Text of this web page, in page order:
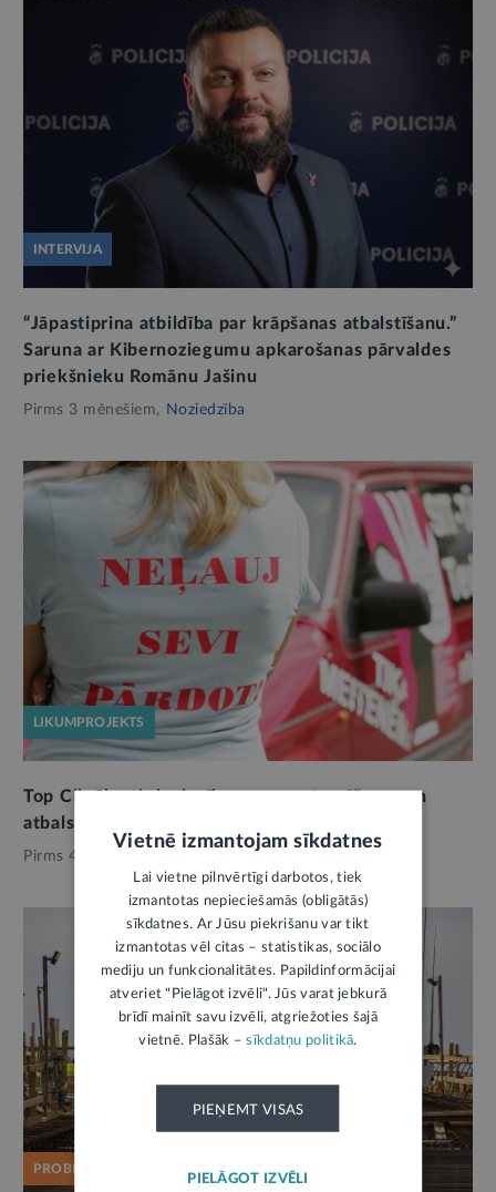
INTERVIJA
“Jāpastiprina atbildība par krāpšanas atbalstīšanu.”
Saruna ar Kibernoziegumu apkarošanas pārvaldes
priekšnieku Romānu Jašinu
Pirms 3 mēnešiem, Noziedzība
LIKUMPROJEKTS
Top Cilvēku tirdzniecības upuru atpazīšanas un
atbalsta likums
Pirms 4 mēnešiem,
PROBLĒMA
Vietnē izmantojam sīkdatnes
Lai vietne pilnvērtīgi darbotos, tiek
izmantotas nepieciešamās (obligātās)
sīkdatnes. Ar Jūsu piekrišanu var tikt
izmantotas vēl citas – statistikas, sociālo
mediju un funkcionalitātes. Papildinformācijai
atveriet "Pielāgot izvēli". Jūs varat jebkurā
brīdī mainīt savu izvēli, atgriežoties šajā
vietnē. Plašāk –sīkdatņu politikā.
PIEŅEMT VISAS
PIELĀGOT IZVĒLI